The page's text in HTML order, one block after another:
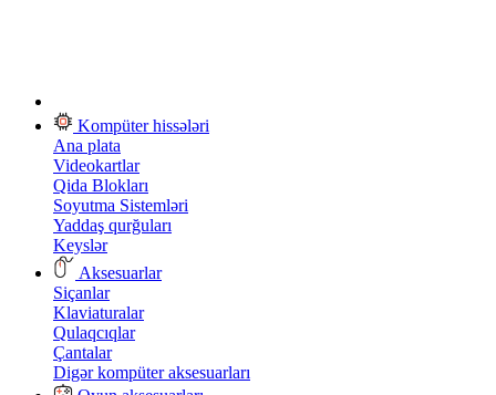
Kompüter hissələri
Ana plata
Videokartlar
Qida Blokları
Soyutma Sistemləri
Yaddaş qurğuları
Keyslər
Aksesuarlar
Siçanlar
Klaviaturalar
Qulaqcıqlar
Çantalar
Digər kompüter aksesuarları